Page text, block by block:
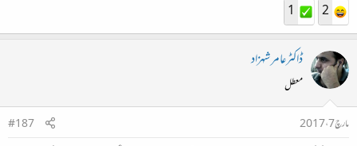
2
1
ڈاکٹرعامر شہزاد
معطل
مارچ 7، 2017
#187